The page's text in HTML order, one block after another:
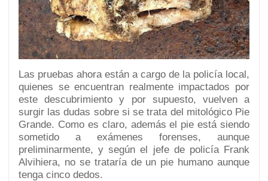
Las pruebas ahora están a cargo de la policía local,
quienes se encuentran realmente impactados por
este descubrimiento y por supuesto, vuelven a
surgir las dudas sobre si se trata del mitológico Pie
Grande. Como es claro, además el pie está siendo
sometido a exámenes forenses, aunque
preliminarmente, y según el jefe de policía Frank
Alvihiera, no se trataría de un pie humano aunque
tenga cinco dedos.